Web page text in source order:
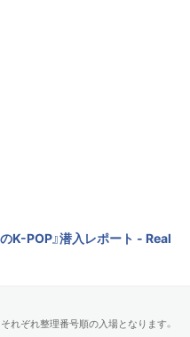
K-POP』潜入レポート - Real
れぞれ整理番号順の入場となります。